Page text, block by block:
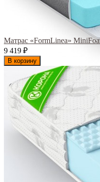
Матрас «FormLinea»
9 419 ₽
В корзину